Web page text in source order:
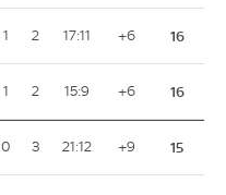
1 2 17:11 +6 16
1 2 15:9 +6 16
0 3 21:12 +9 15